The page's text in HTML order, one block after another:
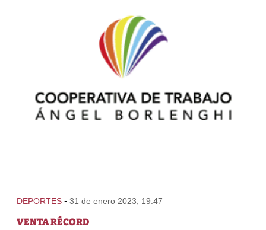
DEPORTES - 31 de enero 2023, 19:47
VENTA RÉCORD